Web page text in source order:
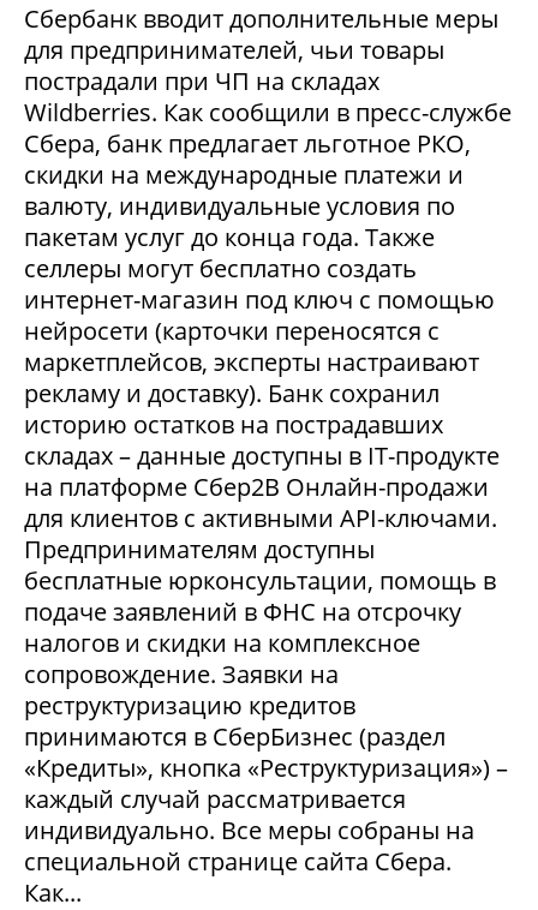
Сбербанк вводит дополнительные меры
для предпринимателей, чьи товары
пострадали при ЧП на складах
Wildberries. Как сообщили в пресс-службе
Сбера, банк предлагает льготное РКО,
скидки на международные платежи и
валюту, индивидуальные условия по
пакетам услуг до конца года. Также
селлеры могут бесплатно создать
интернет-магазин под ключ с помощью
нейросети (карточки переносятся с
маркетплейсов, эксперты настраивают
рекламу и доставку). Банк сохранил
историю остатков на пострадавших
складах – данные доступны в IT-продукте
на платформе Сбер2В Онлайн-продажи
для клиентов с активными API-ключами.
Предпринимателям доступны
бесплатные юрконсультации, помощь в
подаче заявлений в ФНС на отсрочку
налогов и скидки на комплексное
сопровождение. Заявки на
реструктуризацию кредитов
принимаются в СберБизнес (раздел
«Кредиты», кнопка «Реструктуризация») –
каждый случай рассматривается
индивидуально. Все меры собраны на
специальной странице сайта Сбера.
Как...